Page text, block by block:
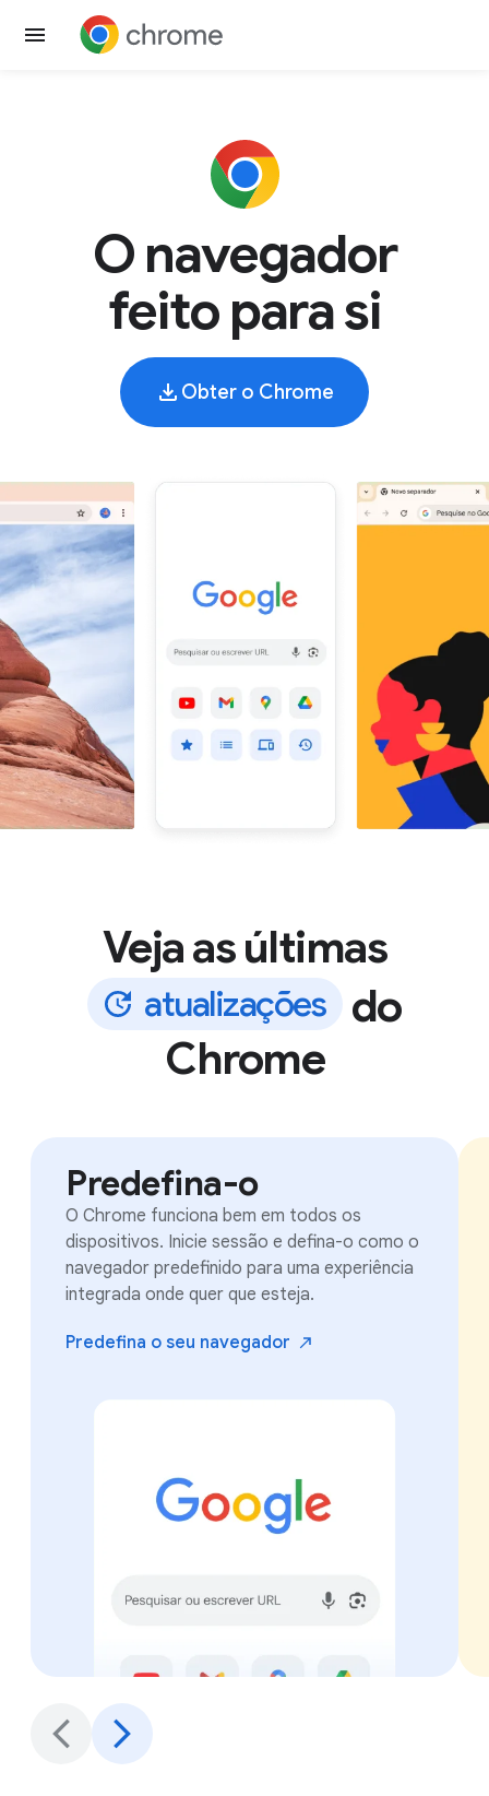
O navegador
feito para si
Obter o Chrome
Veja as últimas
atualizações
do
Chrome
Predefina-o
O Chrome funciona bem em todos os
dispositivos. Inicie sessão e defina-o como o
navegador predefinido para uma experiência
integrada onde quer que esteja.
Predefina o seu navegador